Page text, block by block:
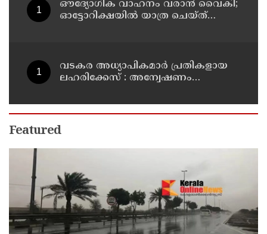
ഔദ്യോഗിക വാഹനം വരാന്‍ വൈകി;
ഓട്ടോറിക്ഷയില്‍ യാത്ര ചെയ്ത്
വടകര അധ്യാപികമാര്‍ പ്രതികളായ
ലഹരിക്കേസ് : അന്വേഷണം
Featured